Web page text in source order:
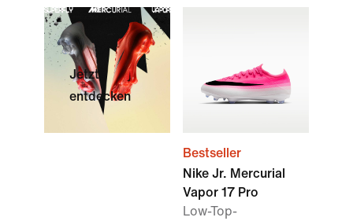
Jetzt
entdecken
Bestseller
Nike Jr. Mercurial
Vapor 17 Pro
Low-Top-